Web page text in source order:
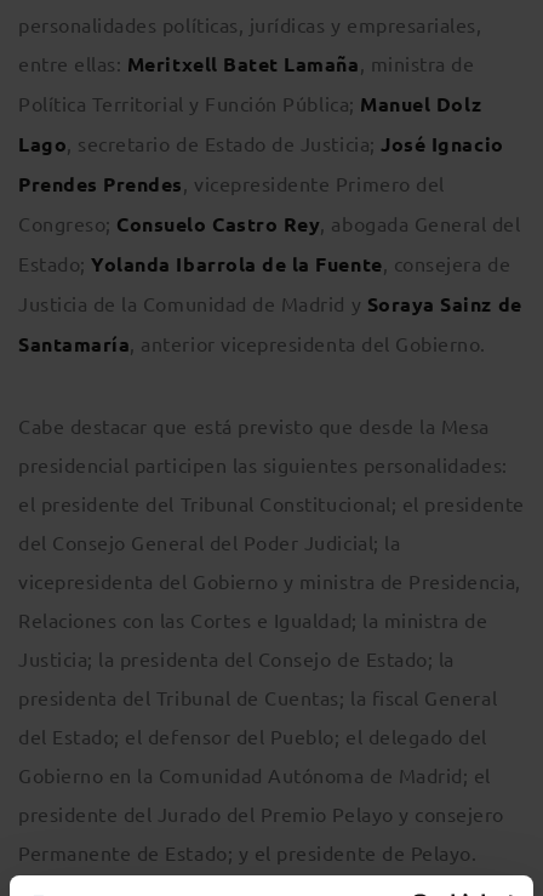
personalidades políticas, jurídicas y empresariales,
entre ellas: Meritxell Batet Lamaña, ministra de
Política Territorial y Función Pública; Manuel Dolz
Lago, secretario de Estado de Justicia;José Ignacio
Prendes Prendes, vicepresidente Primero del
Congreso; Consuelo Castro Rey, abogada General del
Estado;Yolanda Ibarrola de la Fuente, consejera de
Justicia de la Comunidad de Madrid y Soraya Sainz de
Santamaría, anterior vicepresidenta del Gobierno.
Cabe destacar que está previsto que desde la Mesa
presidencial participen las siguientes personalidades:
el presidente del Tribunal Constitucional; el presidente
del Consejo General del Poder Judicial; la
vicepresidenta del Gobierno y ministra de Presidencia,
Relaciones con las Cortes e Igualdad; la ministra de
Justicia; la presidenta del Consejo de Estado; la
presidenta del Tribunal de Cuentas; la fiscal General
del Estado; el defensor del Pueblo; el delegado del
Gobierno en la Comunidad Autónoma de Madrid; el
presidente del Jurado del Premio Pelayo y consejero
Permanente de Estado; y el presidente de Pelayo.